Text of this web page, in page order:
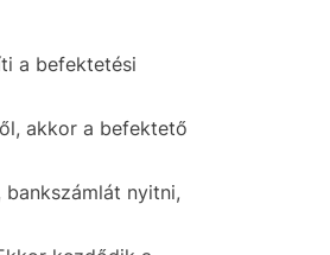
a befektetési
akkor a befektető
nyitni,